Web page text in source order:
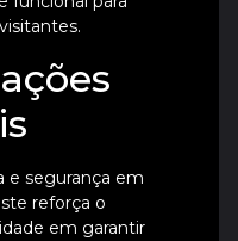
e segurança em
reforça o
em garantir